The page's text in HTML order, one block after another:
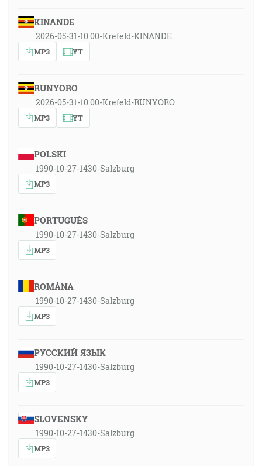
KINANDE
2026-05-31-10:00-Krefeld-KINANDE
MP3 YT
RUNYORO
2026-05-31-10:00-Krefeld-RUNYORO
MP3 YT
POLSKI
1990-10-27-1430-Salzburg
MP3
PORTUGUÊS
1990-10-27-1430-Salzburg
MP3
ROMÂNA
1990-10-27-1430-Salzburg
MP3
РУССКИЙ ЯЗЫК
1990-10-27-1430-Salzburg
MP3
SLOVENSKY
1990-10-27-1430-Salzburg
MP3